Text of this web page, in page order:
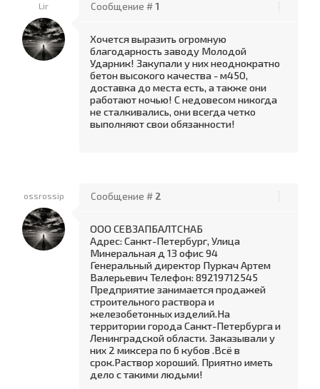
Lir Сообщение #1
Хочется выразить огромную
благодарность заводу Молодой
Ударник! Закупали у них неоднократно
бетон высокого качества - м450,
доставка до места есть, а также они
работают ночью! С недовесом никогда
не сталкивались, они всегда четко
выполняют свои обязанности!
ossrossip Сообщение # 2
ООО СЕВЗАПБАЛТСНАБ
Адрес: Санкт-Петербург, Улица
Минеральная д 13 офис 94
Генеральный директор Пуркач Артем
Валерьевич Телефон: 89219712545
Предприятие занимается продажей
строительного раствора и
железобетонных изделий.На
территории города Санкт-Петербурга и
Ленинградской области. Заказывали у
них 2 миксера по 6 кубов .Всё в
срок.Раствор хороший. Приятно иметь
дело с такими людьми!